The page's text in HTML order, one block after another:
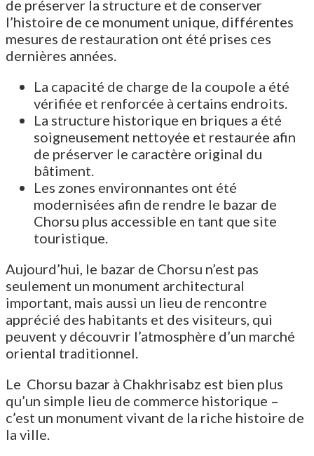
de préserver la structure et de conserver
l’histoire de ce monument unique, différentes
mesures de restauration ont été prises ces
dernières années.
La capacité de charge de la coupole a été
vérifiée et renforcée à certains endroits.
La structure historique en briques a été
soigneusement nettoyée et restaurée afin
de préserver le caractère original du
bâtiment.
Les zones environnantes ont été
modernisées afin de rendre le bazar de
Chorsu plus accessible en tant que site
touristique.
Aujourd’hui, le bazar de Chorsu n’est pas
seulement un monument architectural
important, mais aussi un lieu de rencontre
apprécié des habitants et des visiteurs, qui
peuvent y découvrir l’atmosphère d’un marché
oriental traditionnel.
Le Chorsu bazar à Chakhrisabz est bien plus
qu’un simple lieu de commerce historique –
c’est un monument vivant de la riche histoire de
la ville.